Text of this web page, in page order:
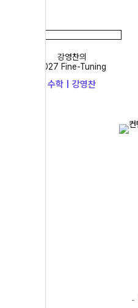
강영찬의
2027 Fine-Tuning
수학 | 강영찬